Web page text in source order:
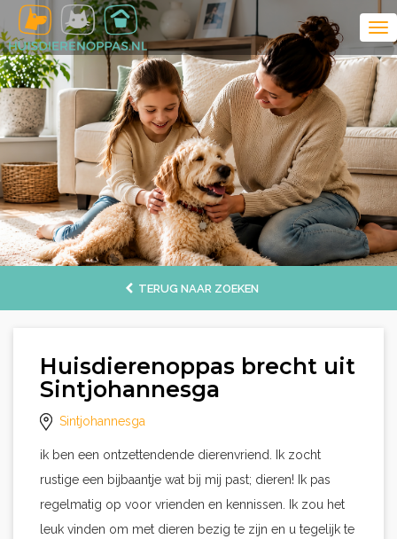
TERUG NAAR ZOEKEN
Huisdierenoppas brecht uit
Sintjohannesga
Sintjohannesga
ik ben een ontzettendende dierenvriend. Ik zocht
rustige een bijbaantje wat bij mij past; dieren! Ik pas
regelmatig op voor vrienden en kennissen. Ik zou het
leuk vinden om met dieren bezig te zijn en u tegelijk te